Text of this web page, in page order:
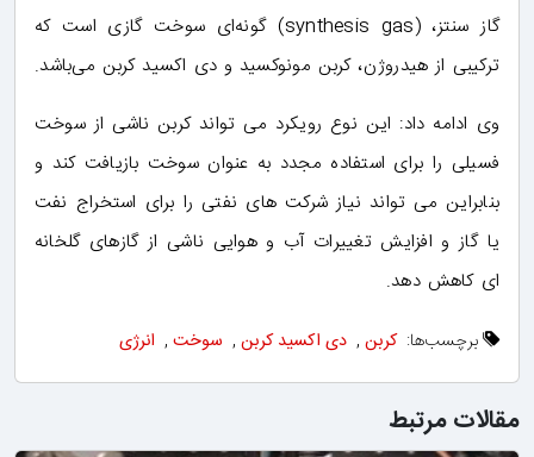
گاز سنتز، (synthesis gas) گونه‌ای سوخت گازی است که
ترکیبی از هیدروژن، کربن مونوکسید و دی اکسید کربن می‌باشد.
وی ادامه داد: این نوع رویکرد می تواند کربن ناشی از سوخت
فسیلی را برای استفاده مجدد به عنوان سوخت بازیافت کند و
بنابراین می تواند نیاز شرکت های نفتی را برای استخراج نفت
یا گاز و افزایش تغییرات آب و هوایی ناشی از گازهای گلخانه
ای کاهش دهد.
برچسب‌ها: کربن , دی اکسید کربن , سوخت , انرژی
مقالات مرتبط